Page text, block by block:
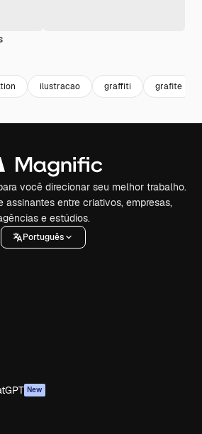
ilustracao graffiti grafite
você direcionar seu melhor trabalho.
assinantes entre criativos, empresas,
e estúdios.
Português
New